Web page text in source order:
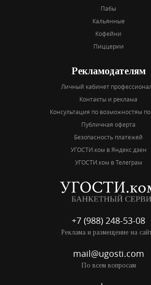
Пабы
Кальянные
Кофейни
Пиццерии
Рекламодателям
Личный кабинет
Контакты и реклама
Консультация по возможностям
Публичная оферта
Безопасность платежей
УГОСТИ.ком в Яндекс дзен
УГОСТИ.ком в Телеграм
+7 (988) 248-53-08
Реклама и размещение на
mail@ugosti.com
По всем вопросам